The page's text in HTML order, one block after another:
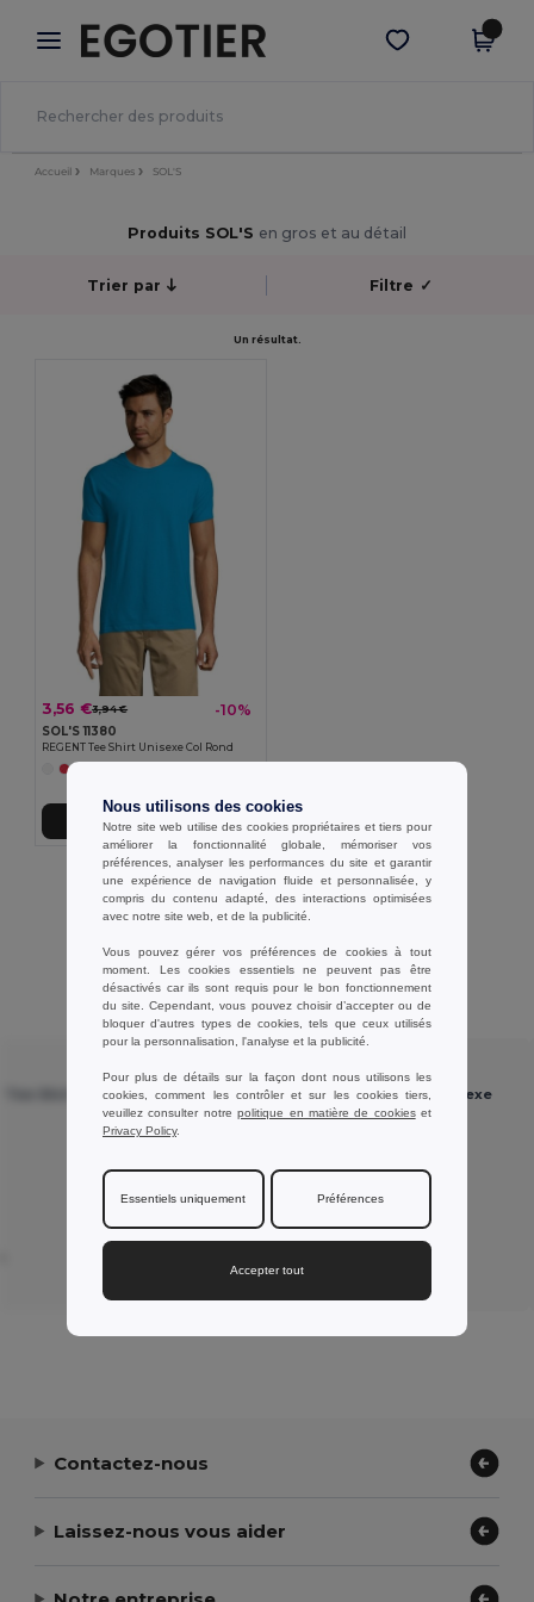
× Appli Egotier
Meilleurs prix sur l’app !
Obtenir l'appli
Accueil Marques SOL'S
Produits SOL'S en gros et au détail
Trier par Filtre ✓
Un résultat.
3,56 €3,94 € -10%
SOL'S 11380
REGENT Tee Shirt Unisexe Col Rond
Ajouter au Panier
Affichage De Tous Les Produits.
Avis clients
Tee Shirt Unisexe
SOL'S 11380 - REGENT Tee Shirt Unisexe
Col Rond
ZEPIOZ
Contactez-nous
Laissez-nous vous aider
Nous utilisons des cookies
Notre site web utilise des cookies propriétaires et tiers pour
améliorer la fonctionnalité globale, mémoriser vos
préférences, analyser les performances du site et garantir
une expérience de navigation fluide et personnalisée, y
compris du contenu adapté, des interactions optimisées
avec notre site web, et de la publicité.
Vous pouvez gérer vos préférences de cookies à tout
moment. Les cookies essentiels ne peuvent pas être
désactivés car ils sont requis pour le bon fonctionnement
du site. Cependant, vous pouvez choisir d’accepter ou de
bloquer d'autres types de cookies, tels que ceux utilisés
pour la personnalisation, l'analyse et la publicité.
Pour plus de détails sur la façon dont nous utilisons les
cookies, comment les contrôler et sur les cookies tiers,
veuillez consulter notrepolitique en matière de cookieset
Privacy Policy.
Essentiels uniquement Préférences
Accepter tout